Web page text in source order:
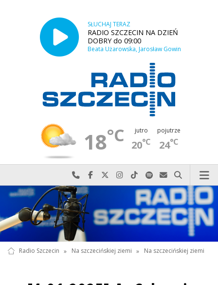
SŁUCHAJ TERAZ
RADIO SZCZECIN NA DZIEŃ
DOBRY do 09:00
Beata Użarowska, Jarosław Gowin
18°C jutro
20°C
pojutrze
24°C
Najlepiej po prostu do nas zadzwoń
Odwiedź nas na Facebook-u
Odwiedź nas na X
Odwiedź nas na Instagram-ie
Odwiedź nas na TikTok-u
Szukaj nas na Spotify
Wyślij do nas
Szukaj
Radio Szczecin » Na szczecińskiej ziemi » Na szczecińskiej ziemi